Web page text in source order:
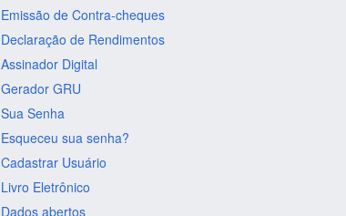
Emissão de Contra-cheques
Declaração de Rendimentos
Assinador Digital
Gerador GRU
Sua Senha
Esqueceu sua senha?
Cadastrar Usuário
Livro Eletrônico
Dados abertos